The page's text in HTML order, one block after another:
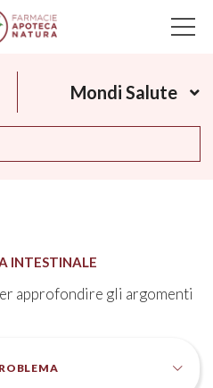
Mondi Salute
INTESTINALE
approfondire gli argomenti